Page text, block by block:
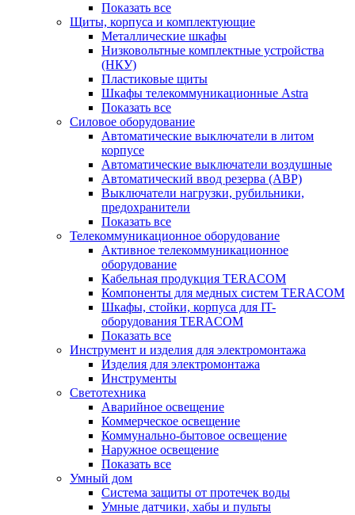
Показать все
Щиты, корпуса и комплектующие
Металлические шкафы
Низковольтные комплектные устройства
(НКУ)
Пластиковые щиты
Шкафы телекоммуникационные Astra
Показать все
Силовое оборудование
Автоматические выключатели в литом
корпусе
Автоматические выключатели воздушные
Автоматический ввод резерва (АВР)
Выключатели нагрузки, рубильники,
предохранители
Показать все
Телекоммуникационное оборудование
Активное телекоммуникационное
оборудование
Кабельная продукция TERACOM
Компоненты для медных систем TERACOM
Шкафы, стойки, корпуса для IT-
оборудования TERACOM
Показать все
Инструмент и изделия для электромонтажа
Изделия для электромонтажа
Инструменты
Светотехника
Аварийное освещение
Коммерческое освещение
Коммунально-бытовое освещение
Наружное освещение
Показать все
Умный дом
Система защиты от протечек воды
Умные датчики, хабы и пульты